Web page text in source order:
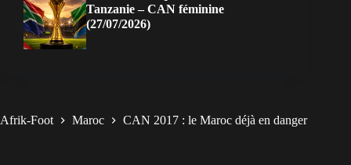
Tanzanie – CAN féminine
(27/07/2026)
Afrik-Foot Maroc CAN 2017 : le Maroc déjà en danger